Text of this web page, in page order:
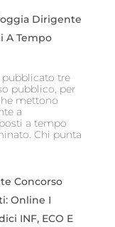
Dirigente
A Tempo
pubblicato tre
pubblico, per
mettono
a
a tempo
Chi punta
Concorso
Online I
INF, ECO E